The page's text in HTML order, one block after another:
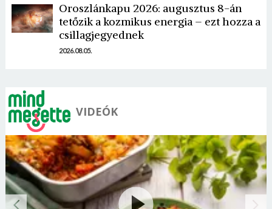
Oroszlánkapu 2026: augusztus 8-án
tetőzik a kozmikus energia – ezt hozza a
csillagjegyednek
2026.08.05.
VIDEÓK